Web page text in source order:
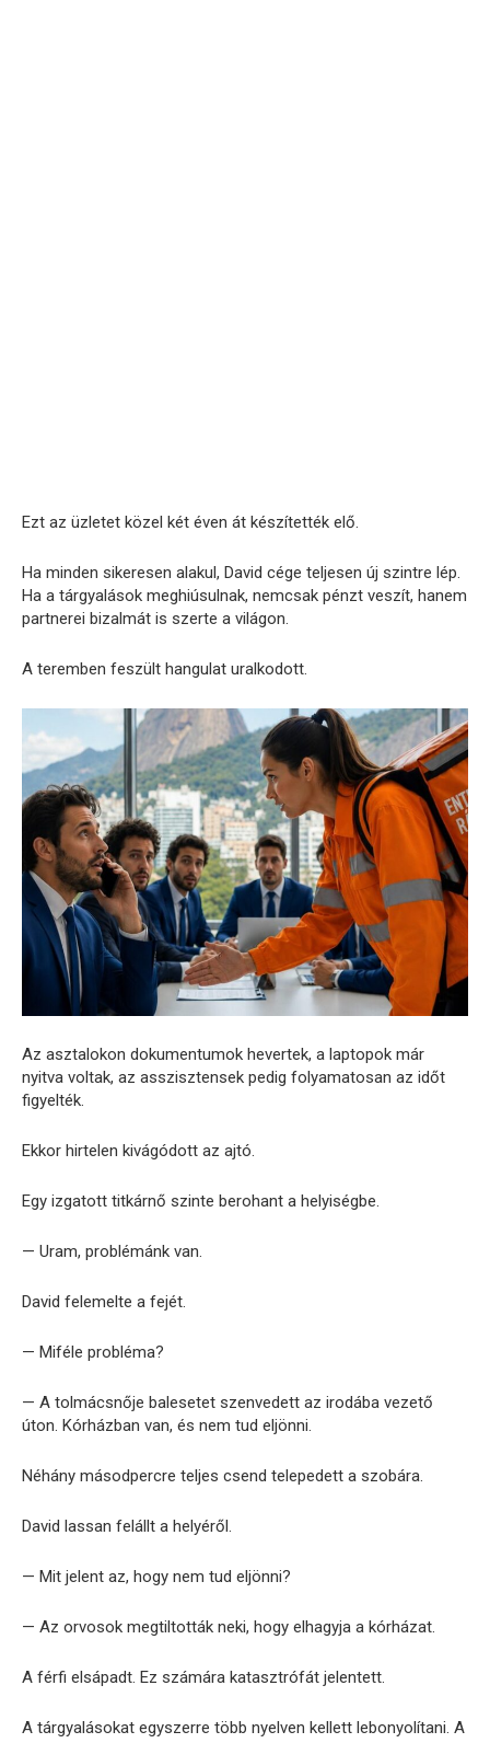
Ezt az üzletet közel két éven át készítették elő.
Ha minden sikeresen alakul, David cége teljesen új szintre lép.
Ha a tárgyalások meghiúsulnak, nemcsak pénzt veszít, hanem
partnerei bizalmát is szerte a világon.
A teremben feszült hangulat uralkodott.
Az asztalokon dokumentumok hevertek, a laptopok már
nyitva voltak, az asszisztensek pedig folyamatosan az időt
figyelték.
Ekkor hirtelen kivágódott az ajtó.
Egy izgatott titkárnő szinte berohant a helyiségbe.
— Uram, problémánk van.
David felemelte a fejét.
— Miféle probléma?
— A tolmácsnője balesetet szenvedett az irodába vezető
úton. Kórházban van, és nem tud eljönni.
Néhány másodpercre teljes csend telepedett a szobára.
David lassan felállt a helyéről.
— Mit jelent az, hogy nem tud eljönni?
— Az orvosok megtiltották neki, hogy elhagyja a kórházat.
A férfi elsápadt. Ez számára katasztrófát jelentett.
A tárgyalásokat egyszerre több nyelven kellett lebonyolítani. A